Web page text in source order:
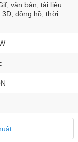
văn bản, tài liệu
3D, đồng hồ, thời